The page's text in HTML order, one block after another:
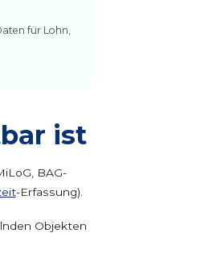
für Lohn,
ist
BAG-
-Erfassung).
Objekten